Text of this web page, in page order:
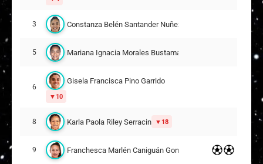
3 Constanza Belén Santander Nuñez
5 Mariana Ignacia Morales Bustamante
6
Gisela Francisca Pino Garrido
10
8 Karla Paola Riley Serracin 18
9 Franchesca Marlén Caniguán González